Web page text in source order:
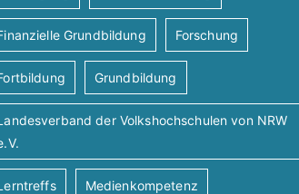
Grundbildung Forschung
Grundbildung
der Volkshochschulen von NRW
Medienkompetenz